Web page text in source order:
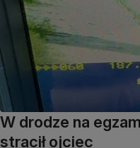
W drodze na
stracił ojciec